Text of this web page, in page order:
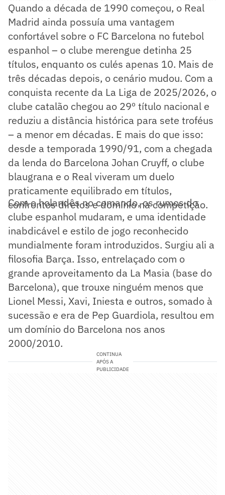
Quando a década de 1990 começou, o Real
Madrid ainda possuía uma vantagem
confortável sobre o FC Barcelona no futebol
espanhol – o clube merengue detinha 25
títulos, enquanto os culés apenas 10. Mais de
três décadas depois, o cenário mudou. Com a
conquista recente da La Liga de 2025/2026, o
clube catalão chegou ao 29º título nacional e
reduziu a distância histórica para sete troféus
– a menor em décadas. E mais do que isso:
desde a temporada 1990/91, com a chegada
da lenda do Barcelona Johan Cruyff, o clube
blaugrana e o Real viveram um duelo
praticamente equilibrado em títulos,
confrontos diretos e domínio na competição.
Com o holandês no comando, os rumos do
clube espanhol mudaram, e uma identidade
inabdicável e estilo de jogo reconhecido
mundialmente foram introduzidos. Surgiu ali a
filosofia Barça. Isso, entrelaçado com o
grande aproveitamento da La Masia (base do
Barcelona), que trouxe ninguém menos que
Lionel Messi, Xavi, Iniesta e outros, somado à
sucessão e era de Pep Guardiola, resultou em
um domínio do Barcelona nos anos
2000/2010.
CONTINUA
APÓS A
PUBLICIDADE